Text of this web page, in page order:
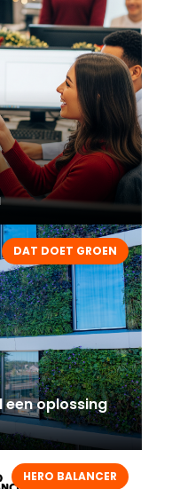
DAT DOET GROEN
een oplossing
HERO BALANCER